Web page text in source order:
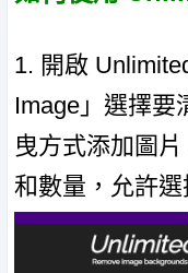
1. 開啟
Image」選擇要
曳方式添加圖
和數量，允許選